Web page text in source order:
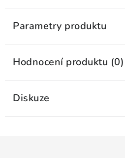
Parametry produktu
Hodnocení produktu (0)
Diskuze